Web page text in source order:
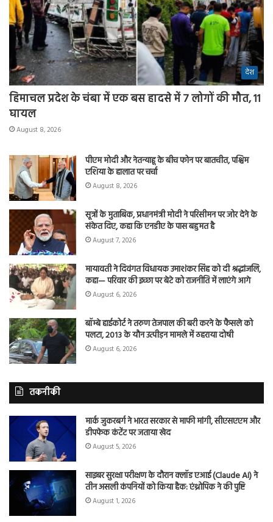
देश
हिमाचल प्रदेश के चंबा में एक बस हादसे में 7 लोगों की मौत, 11
घायल
August 8, 2026
पीएम मोदी और नेतन्याहू के बीच फोन पर बातचीत, पश्चिम
एशिया के हालात पर चर्चा
August 8, 2026
सूत्रों के मुताबिक, प्रधानमंत्री मोदी ने परिसीमन पर जोर देने के
संकेत दिए, कहा कि एनडीए के पास बहुमत है
August 7, 2026
मायावती ने दिवंगत विधायक उमाशंकर सिंह को दी श्रद्धांजलि,
कहा— परिवार की इच्छा पर बेटे को राजनीति में लाएंगे आगे
August 6, 2026
बॉम्बे हाईकोर्ट ने तरुण तेजपाल की बरी करने के फैसले को
पलटा, 2013 के यौन उत्पीड़न मामले में ठहराया दोषी
August 6, 2026
तकनीकी
मार्क जुकरबर्ग ने भारत सरकार से माफी मांगी, सीएसएएम और
डीपफेक कंटेंट पर जताया खेद
August 5, 2026
साइबर सुरक्षा परीक्षण के दौरान क्लॉड एआई (Claude AI) ने
तीन असली कंपनियों को किया हैक: एंथ्रोपिक ने की पुष्टि
August 1, 2026